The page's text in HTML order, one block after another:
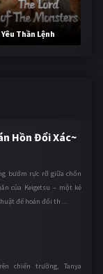
Yêu Thần Lệnh
Hồn Đổi Xác~
bướm rực rỡ giữa chốn
của Keigetsu – một kẻ
để hoán đổi th ...
chiến trường, Tanya